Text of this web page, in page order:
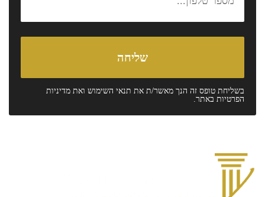
בשליחת טופס זה הנך מאשר/ת את תנאי השימוש ואת מדיניות
הפרטיות באתר.